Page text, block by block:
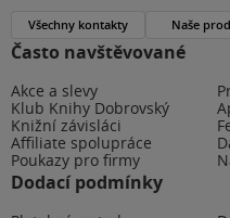
Často navštěvované
Akce a slevy
Klub Knihy Dobrovský
Knižní závisláci
Affiliate spolupráce
Poukazy pro firmy
Dodací podmínky
Všechny kontakty Naše